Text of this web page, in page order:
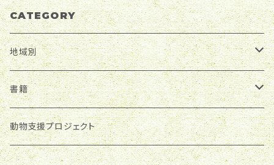
な柑橘系の爽やかな香りとキノコや酒粕の様な複雑味
のある香りを併せ持ち、飲み込むと熟した甘味を感じま
す。フレッシュな酸味と凝縮感のある果実味が特徴の
辛口ワインです。 和食と相性バツグンです。焼き魚のよ
うな、通常は日本酒と合わせるお料理と合わせても美
味しくいただけます。ぜひおためしください。
ィヴェルド 3% ・内容量: 750ml ・ぶどう産地: 長野県
安曇野市・松本市 ・アルコール分: 12% ・飲み頃温度:
8～12℃ ・添加物: 酸化防止剤（亜硫酸塩） このロゼワ
インは、メルロやカベルネフランなどの赤ワイン用品種
と白ブドウの竜眼をブレンド。赤ワインの渋味やコク、
白ワインの爽やかさの両方を併せ持ったワインです。
ロゼワインというと、その可愛らしい色から甘くフルー
ティーなワインを想像しますが、このロゼは赤ワインの
代表品種であるメルロとカベルネ・フラン、カベルネ・ソ
ーヴィニョンから作られた本格的な辛口です。グラスに
注ぐと、白桃や桜の花の様な香りのようなやさしい甘い
CATEGORY
地域別
北海道地方
ふらのワイン
Cave d'Eclat
東北地方
エーデルワイン
北陸地方
書籍
日本ワインに首ったけ♪
おうちごはんと日本ワイン
動物支援プロジェクト